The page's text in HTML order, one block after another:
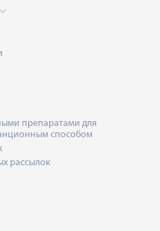
препаратами для
способом
рассылок